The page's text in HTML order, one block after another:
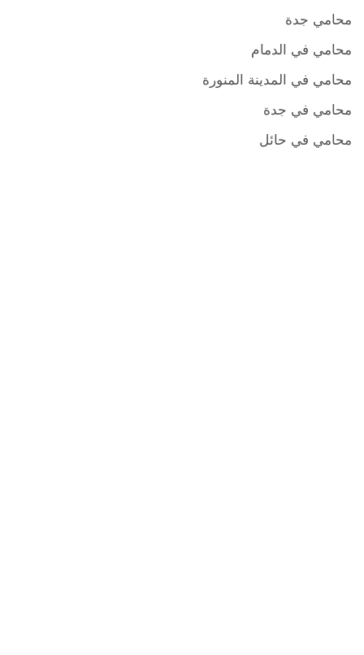
محامي جدة
محامي في الدمام
محامي في المدينة المنورة
محامي في جدة
محامي في حائل